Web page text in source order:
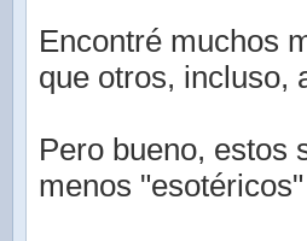
Encontré muchos
que otros, incluso,
Pero bueno, estos
menos "esotéricos"